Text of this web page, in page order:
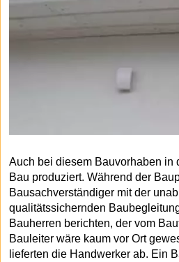
Auch bei diesem Bauvorhaben in
Bau produziert. Während der
Bausachverständiger mit der
qualitätssichernden
Bauherren berichten, der vom
Bauleiter wäre kaum vor Ort
lieferten die Handwerker ab. Ein